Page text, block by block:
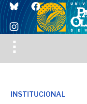
blueskyfacebook
instagram
Toggle
sidebar
INSTITUCIONAL